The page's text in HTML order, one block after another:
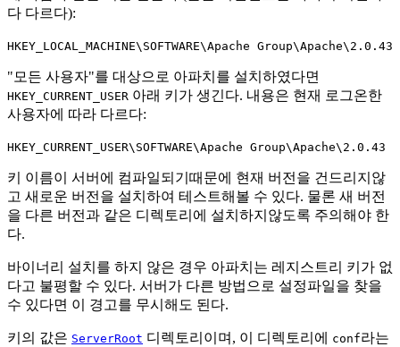
다 다르다):
HKEY_LOCAL_MACHINE\SOFTWARE\Apache Group\Apache\2.0.43
"모든 사용자"를 대상으로 아파치를 설치하였다면
HKEY_CURRENT_USER 아래 키가 생긴다. 내용은 현재 로그온한
사용자에 따라 다르다:
HKEY_CURRENT_USER\SOFTWARE\Apache Group\Apache\2.0.43
키 이름이 서버에 컴파일되기때문에 현재 버전을 건드리지않
고 새로운 버전을 설치하여 테스트해볼 수 있다. 물론 새 버전
을 다른 버전과 같은 디렉토리에 설치하지않도록 주의해야 한
다.
바이너리 설치를 하지 않은 경우 아파치는 레지스트리 키가 없
다고 불평할 수 있다. 서버가 다른 방법으로 설정파일을 찾을
수 있다면 이 경고를 무시해도 된다.
키의 값은 ServerRoot 디렉토리이며, 이 디렉토리에 conf라는